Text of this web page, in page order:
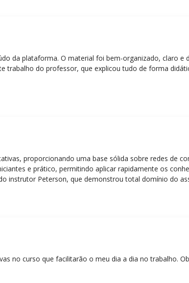
da plataforma. O material foi bem-organizado, claro e
trabalho do professor, que explicou tudo de forma
proporcionando uma base sólida sobre redes de
e prático, permitindo aplicar rapidamente os
instrutor Peterson, que demonstrou total domínio do
e tornou as aulas dinâmicas e envolventes.
no curso que facilitarão o meu dia a dia no trabalho.